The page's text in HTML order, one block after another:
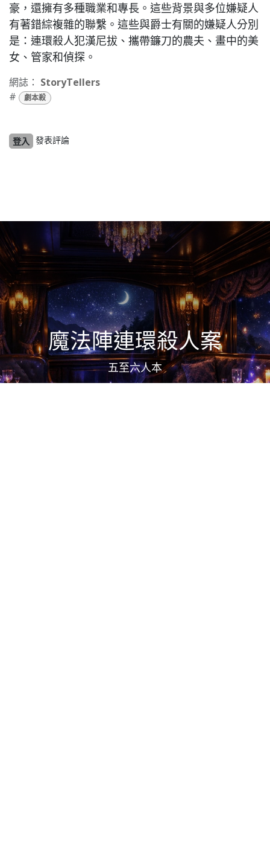
豪，還擁有多種職業和專長。這些背景與多位嫌疑人
有著錯綜複雜的聯繫。這些與爵士有關的嫌疑人分別
是：連環殺人犯漢尼拔、攜帶鐮刀的農夫、畫中的美
女、管家和偵探。
網誌： StoryTellers
#
劇本殺
登入 發表評論
魔法陣連環殺人案
五至六人本